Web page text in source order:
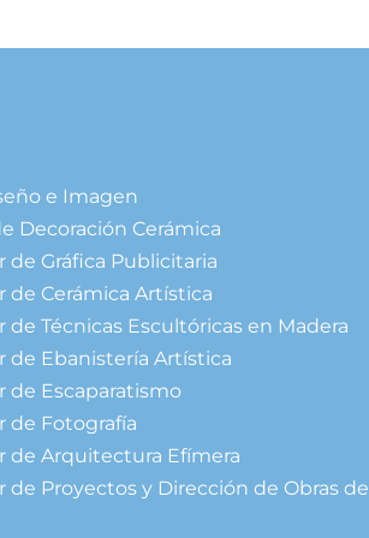
e Imagen
Decoración Cerámica
de Gráfica Publicitaria
de Cerámica Artística
Técnicas Escultóricas en Madera
de Ebanistería Artística
de Escaparatismo
de Fotografía
de Arquitectura Efímera
de Proyectos y Dirección de Obras de